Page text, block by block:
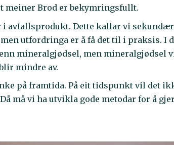
meiner Brod er bekymringsfullt.
avfallsprodukt. Dette kallar vi
utfordringa er å få det til i praksis. I
mineralgjødsel, men mineralgjødsel
mindre av.
på framtida. På eit tidspunkt vil det
må vi ha utvikla gode metodar for å